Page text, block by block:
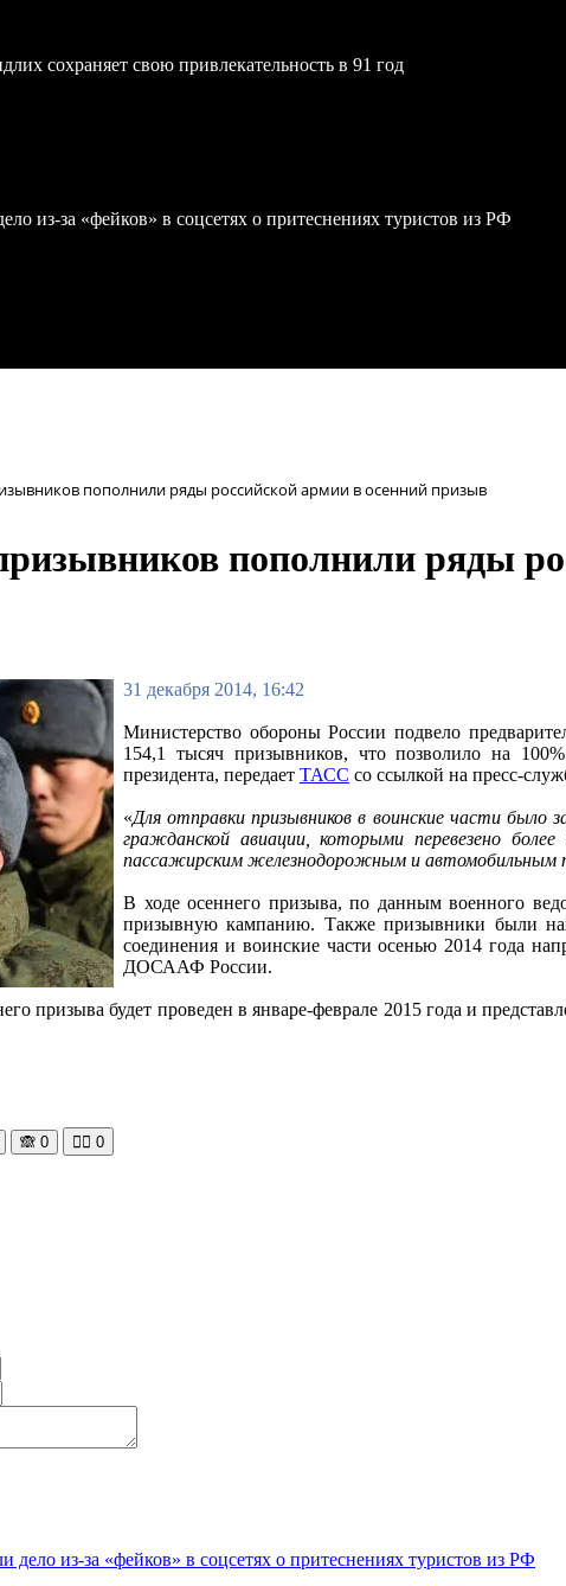
сохраняет свою привлекательность в 91 год
из-за «фейков» в соцсетях о притеснениях туристов из РФ
пополнили ряды российской армии в осенний призыв
пополнили ряды
31 декабря 2014, 16:42
Министерство обороны России подвело
154,1 тысяч призывников, что позволило на
президента, передает ТАСС со ссылкой на пресс-
«Для отправки призывников в воинские части было
гражданской авиации, которыми перевезено
пассажирским железнодорожным и автомобильным
В ходе осеннего призыва, по данным военного
призывную кампанию. Также призывники были
соединения и воинские части осенью 2014 года
ДОСААФ России.
призыва будет проведен в январе-феврале 2015 года и
🙈 0 🧘‍♀️ 0
дело из-за «фейков» в соцсетях о притеснениях туристов из РФ